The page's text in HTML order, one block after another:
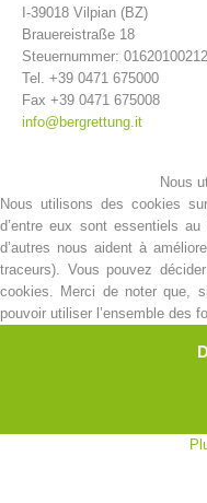
Histoire de
I-39018 Vilpian (BZ)
Brauereistraße 18
Steuernummer: 01620100212
Tel. +39 0471 675000
Fax +39 0471 675008
info@bergrettung.it
Nous
Nous utilisons des cookies
d’entre eux sont essentiels
d’autres nous aident à
traceurs). Vous pouvez
cookies. Merci de noter que,
pouvoir utiliser l’ensemble des